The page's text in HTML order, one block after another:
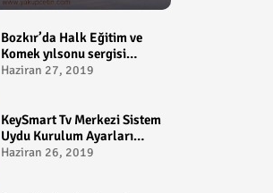
Bozkır’da Halk Eğitim ve
Komek yılsonu sergisi
gerçekleştirildi-
Haziran 27, 2019
KeySmart Tv Merkezi Sistem
Uydu Kurulum Ayarları
Video anlatım -
Haziran 26, 2019